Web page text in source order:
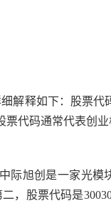
解释如下：股票
代码通常代表创
际旭创是一家光
，股票代码是